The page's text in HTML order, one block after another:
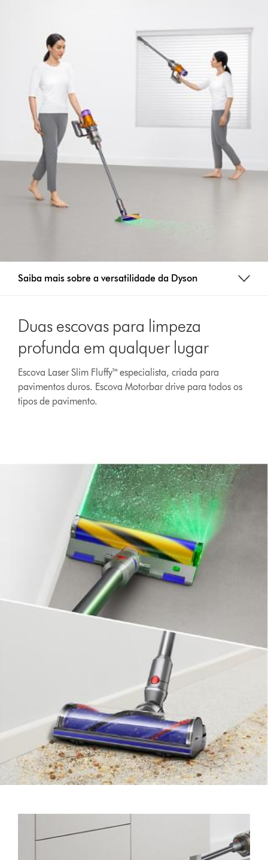
Saiba mais sobre a versatilidade da Dyson
Duas escovas para limpeza
profunda em qualquer lugar
Escova Laser Slim Fluffy™ especialista, criada para
pavimentos duros. Escova Motorbar drive para todos os
tipos de pavimento.